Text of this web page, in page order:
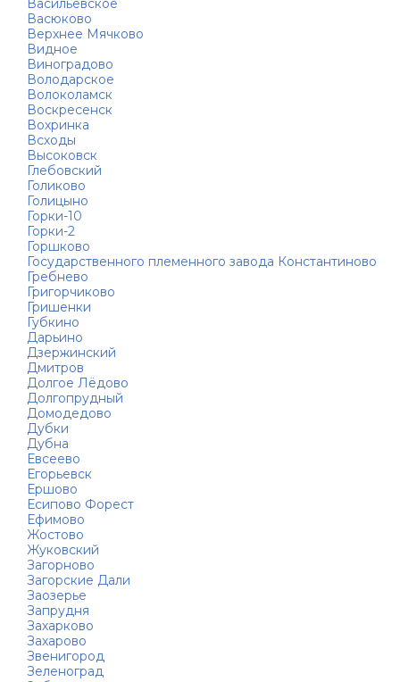
Васильевское
Васюково
Верхнее Мячково
Видное
Виноградово
Володарское
Волоколамск
Воскресенск
Вохринка
Всходы
Высоковск
Глебовский
Голиково
Голицыно
Горки-10
Горки-2
Горшково
Государственного племенного завода Константиново
Гребнево
Григорчиково
Гришенки
Губкино
Дарьино
Дзержинский
Дмитров
Долгое Лёдово
Долгопрудный
Домодедово
Дубки
Дубна
Евсеево
Егорьевск
Ершово
Есипово Форест
Ефимово
Жостово
Жуковский
Загорново
Загорские Дали
Заозерье
Запрудня
Захарково
Захарово
Звенигород
Зеленоград